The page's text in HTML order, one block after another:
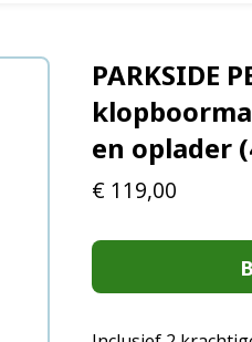
PARKSIDE
en oplader
€ 119,00